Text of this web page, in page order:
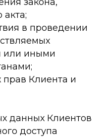
в проведении
или иными
Клиента и
данных Клиентов
доступа